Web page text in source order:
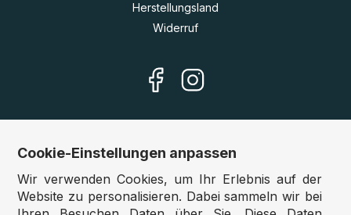
Herstellungsland
Widerruf
Unsere Shops
Deutschland:www.puzzle.de
Cookie-Einstellungen anpassen
Wir verwenden Cookies, um Ihr Erlebnis auf der
Website zu personalisieren. Dabei sammeln wir bei